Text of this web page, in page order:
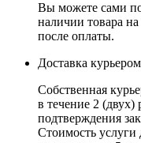
Вы можете сами
наличии товара на
после оплаты.
Доставка
Собственная
в течение 2 (двух)
подтверждения
Стоимость услуги